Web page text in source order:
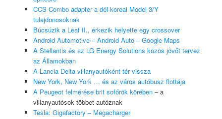
CCS Combo adapter a dél-koreai Model 3/Y
tulajdonosoknak
Búcsúzik a Leaf II., érkezik helyette egy crossover
Android Automotive – Android Auto – Google Maps
A Stellantis és az LG Energy Solutions közös jövőt tervez
az Államokban
A Lancia Delta villanyautóként tér vissza
New York, New York … és az város autóbusz flottája
A Peugeot felmérése brit sofőrök körében– a
villanyautósok többet autóznak
Tesla: Gigafactory – Megacharger